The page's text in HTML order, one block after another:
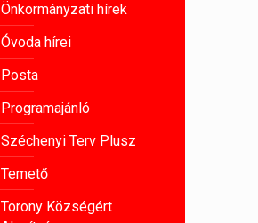
Önkormányzati hírek
Óvoda hírei
Posta
Programajánló
Széchenyi Terv Plusz
Temető
Torony Községért